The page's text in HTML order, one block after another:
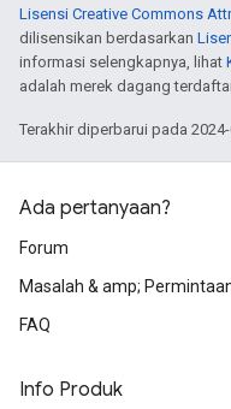
Lisensi Creative Commons
dilisensikan berdasarkan
informasi selengkapnya, lihat
adalah merek dagang
Terakhir diperbarui pada 2024-
Ada pertanyaan?
Forum
Masalah & amp;
FAQ
Info Produk